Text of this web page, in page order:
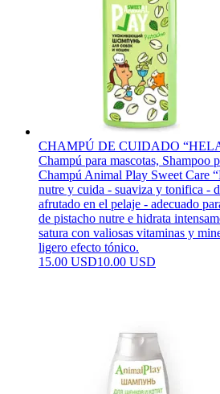
CHAMPÚ DE CUIDADO
Champú para mascotas, Shampoo
Champú Animal Play Sweet Care
nutre y cuida - suaviza y tonifica -
afrutado en el pelaje - adecuado
de pistacho nutre e hidrata
satura con valiosas vitaminas y
ligero efecto tónico.
15.00 USD10.00 USD